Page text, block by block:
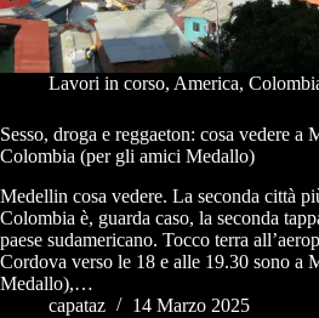
Lavori in corso, America,
Sesso, droga e reggaeton: cosa vedere a
Colombia (per gli amici Medallo)
Medellin cosa vedere. La seconda città
Colombia è, guarda caso, la seconda
paese sudamericano. Tocco terra
Cordova verso le 18 e alle 19.30 sono a
Medallo),…
capataz
14 Marzo 2025